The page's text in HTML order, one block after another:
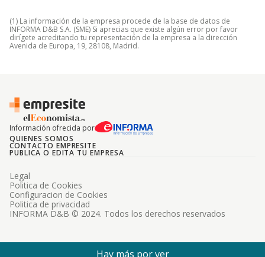
(1) La información de la empresa procede de la base de datos de
INFORMA D&B S.A. (SME) Si aprecias que existe algún error por favor
dirígete acreditando tu representación de la empresa a la dirección
Avenida de Europa, 19, 28108, Madrid.
Información ofrecida por
QUIENES SOMOS
CONTACTO EMPRESITE
PUBLICA O EDITA TU EMPRESA
INFORMA D&B © 2024. Todos los derechos reservados
Legal
Politica de Cookies
Configuracion de Cookies
Politica de privacidad
Hay más por ver